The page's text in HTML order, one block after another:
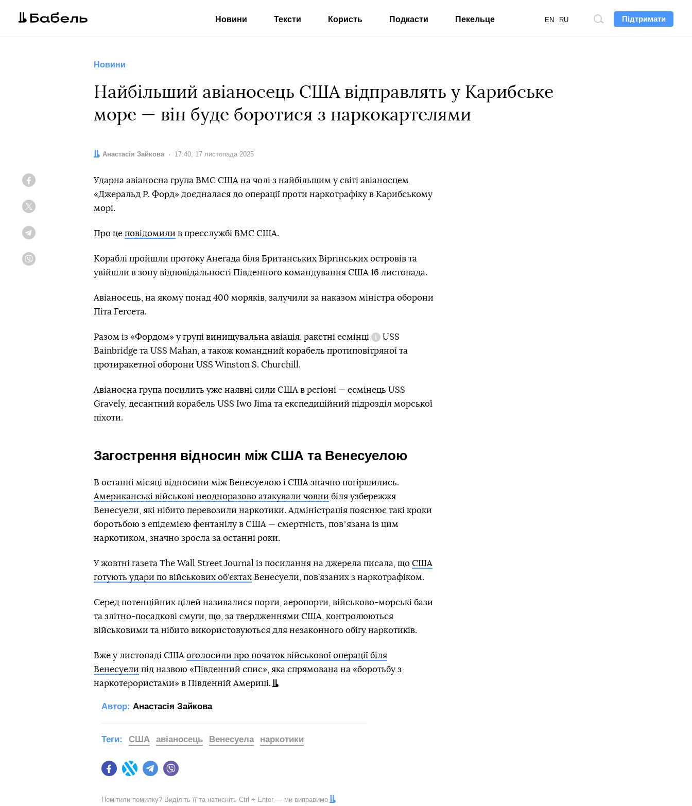
Підтримати
Пошук
EN RU
Новини Тексти Користь Подкасти Пекельце
Новини
Найбільший авіаносець США відправлять у Карибське
море — він буде боротися з наркокартелями
Автор:
Анастасія Зайкова Дата:
17:40, 17 листопада 2025
Ударна авіаносна група ВМС США на чолі з найбільшим у світі авіаносцем
«Джеральд Р. Форд» доєдналася до операції проти наркотрафіку в Карибському
морі.
Про це повідомили в пресслужбі ВМС США.
Кораблі пройшли протоку Анегада біля Британських Віргінських островів та
увійшли в зону відповідальності Південного командування США 16 листопада.
Авіаносець, на якому понад 400 моряків, залучили за наказом міністра оборони
Піта Гегсета.
Разом із «Фордом» у групі винищувальна авіація, ракетні есмінці
Довідка
USS
Bainbridge та USS Mahan, а також командний корабель протиповітряної та
протиракетної оборони USS Winston S. Churchill.
Авіаносна група посилить уже наявні сили США в регіоні — есмінець USS
Gravely, десантний корабель USS Iwo Jima та експедиційний підрозділ морської
піхоти.
Загострення відносин між США та Венесуелою
В останні місяці відносини між Венесуелою і США значно погіршились.
Американські військові неодноразово атакували човни біля узбережжя
Венесуели, які нібито перевозили наркотики. Адміністрація пояснює такі кроки
боротьбою з епідемією фентанілу в США — смертність, повʼязана із цим
наркотиком, значно зросла за останні роки.
У жовтні газета The Wall Street Journal із посилання на джерела писала, що США
готують удари по військових об’єктах Венесуели, пов’язаних з наркотрафіком.
Серед потенційних цілей називалися порти, аеропорти, військово-морські бази
та злітно-посадкові смуги, що, за твердженнями США, контролюються
військовими та нібито використовуються для незаконного обігу наркотиків.
Вже у листопаді США оголосили про початок військової операції біля
Венесуели під назвою «Південний спис», яка спрямована на «боротьбу з
наркотерористами» в Південній Америці.
Автор: Анастасія Зайкова
FacebookTwitter Telegram
Теги: США авіаносець Венесуела наркотики
Помітили помилку? Виділіть її та натисніть Ctrl + Enter — ми виправимо